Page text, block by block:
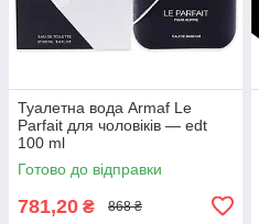
Туалетна вода Armaf Le
Parfait для чоловіків — edt
100 ml
Готово до відправки
781,20 ₴ 868 ₴